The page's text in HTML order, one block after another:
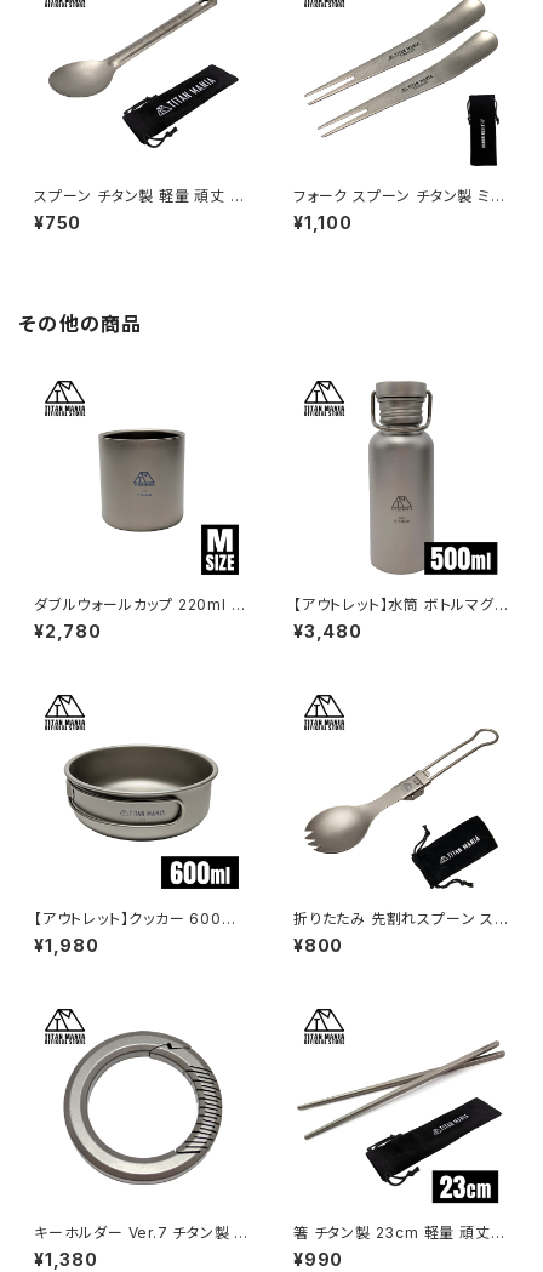
スプーン チタン製 軽量 頑丈 カ
トラリー ショート 持ち運び 直火
調理器具 キャンプ ソロキャンプ
¥750
フォーク スプーン チタン製 ミニ
2in1 カトラリー 2本セット キャ
ンプ 軽量 小さい 錆びない フル
¥1,100
その他の商品
ダブルウォールカップ 220ml M
サイズ チタン製 二重構造 超軽
量 頑丈 スタッキングマグ カップ
用品 収納袋付き
¥2,780
【アウトレット】水筒 ボトルマグ
チタン製 S 500ml 軽量 スポー
ツボトル マグボトル 直飲み 錆
¥3,480
【アウトレット】クッカー 600ml
チタン製 全てのサイズが綺麗に
スタッキング出来る 軽量 頑丈
小さめ キャンプ ソロキャンプ ア
ウトドア用品 キャンプ用品 収納
袋付き
¥1,980
折りたたみ 先割れスプーン ス
ポーク チタン製 フォールディン
グ カトラリー 超軽量 頑丈 食器
用品 収納袋付き
¥800
キーホルダー Ver.7 チタン製 カ
ラビナ 軽量 頑丈 金具 リング パ
¥1,380
箸 チタン製 23cm 軽量 頑丈
角箸 菜箸 長い 太い 純チタン 1
¥990